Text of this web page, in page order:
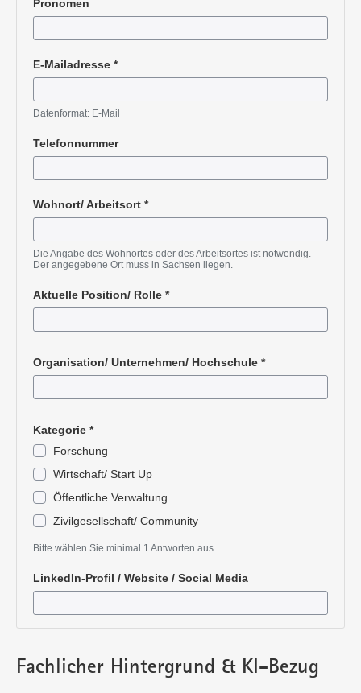
Pronomen
E-Mailadresse *
Pflichtangabe
Datenformat: E-Mail
Telefonnummer
Wohnort/ Arbeitsort *
Pflichtangabe
Die Angabe des Wohnortes oder des Arbeitsortes ist notwendig.
Der angegebene Ort muss in Sachsen liegen.
Aktuelle Position/ Rolle *
Organisation/ Unternehmen/ Hochschule *
Kategorie *
Forschung
Wirtschaft/ Start Up
Öffentliche Verwaltung
Zivilgesellschaft/ Community
Pflichtangabe
Bitte wählen Sie minimal 1 Antworten aus.
LinkedIn-Profil / Website / Social Media
Fachlicher Hintergrund & KI-Bezug